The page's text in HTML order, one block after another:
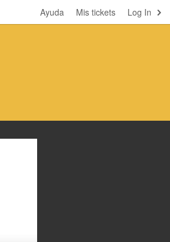
Log In
Mis tickets
Ayuda